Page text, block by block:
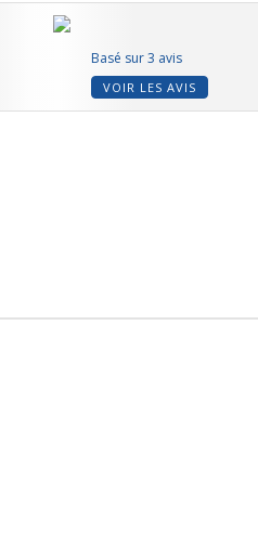
Basé sur 3 avis
VOIR LES AVIS